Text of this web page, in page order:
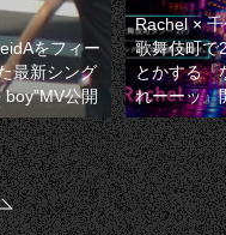
をフィー
最新シング
boy”MV公開
Rachel ×
歌舞伎町で
とかする『
れーーッ』